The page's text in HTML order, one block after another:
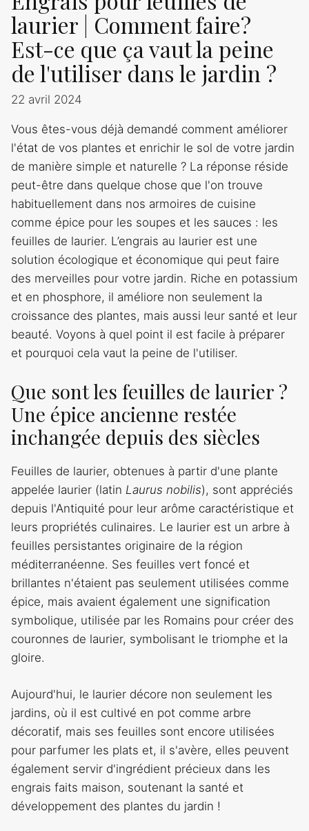
laurier | Comment faire?
Est-ce que ça vaut la peine
de l'utiliser dans le jardin ?
22 avril 2024
Vous êtes-vous déjà demandé comment améliorer
l'état de vos plantes et enrichir le sol de votre jardin
de manière simple et naturelle ? La réponse réside
peut-être dans quelque chose que l'on trouve
habituellement dans nos armoires de cuisine
comme épice pour les soupes et les sauces : les
feuilles de laurier. L’engrais au laurier est une
solution écologique et économique qui peut faire
des merveilles pour votre jardin. Riche en potassium
et en phosphore, il améliore non seulement la
croissance des plantes, mais aussi leur santé et leur
beauté. Voyons à quel point il est facile à préparer
et pourquoi cela vaut la peine de l'utiliser.
Que sont les feuilles de laurier ?
Une épice ancienne restée
inchangée depuis des siècles
Feuilles de laurier, obtenues à partir d'une plante
appelée laurier (latin Laurus nobilis), sont appréciés
depuis l'Antiquité pour leur arôme caractéristique et
leurs propriétés culinaires. Le laurier est un arbre à
feuilles persistantes originaire de la région
méditerranéenne. Ses feuilles vert foncé et
brillantes n'étaient pas seulement utilisées comme
épice, mais avaient également une signification
symbolique, utilisée par les Romains pour créer des
couronnes de laurier, symbolisant le triomphe et la
gloire.
Aujourd'hui, le laurier décore non seulement les
jardins, où il est cultivé en pot comme arbre
décoratif, mais ses feuilles sont encore utilisées
pour parfumer les plats et, il s'avère, elles peuvent
également servir d'ingrédient précieux dans les
engrais faits maison, soutenant la santé et
développement des plantes du jardin !